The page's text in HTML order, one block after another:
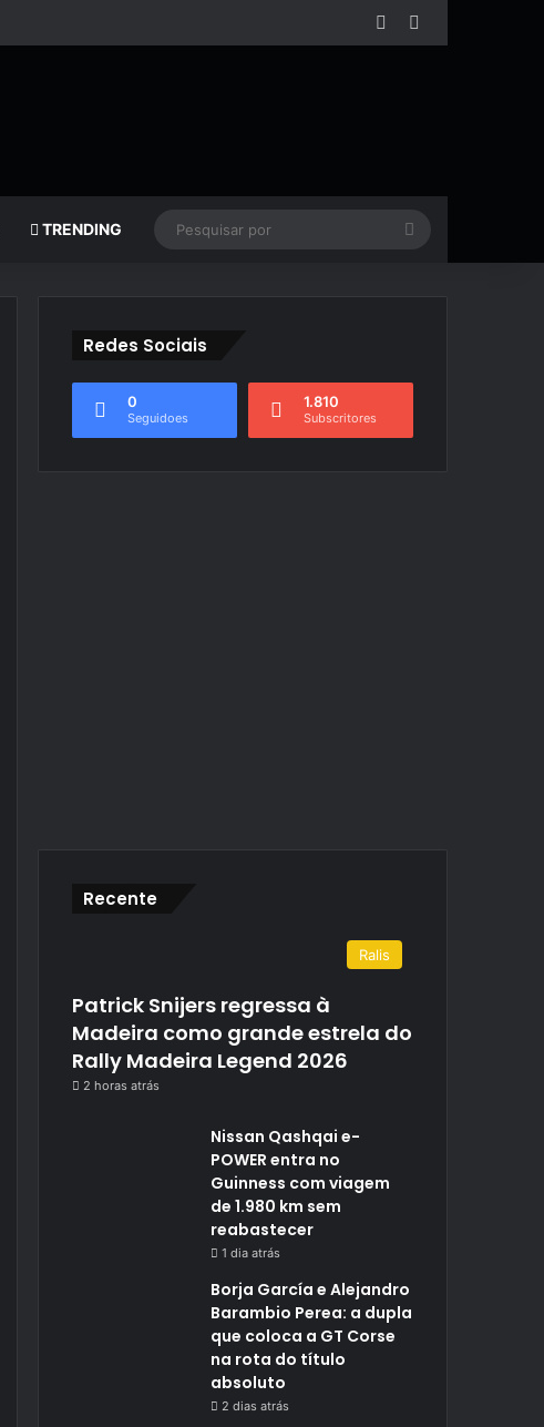
Facebook
TRENDING
Pesquisar
Redes Sociais
0
Seguidoes
1.810
Subscritores
Recente
Ralis
Patrick Snijers regressa à
Madeira como grande estrela do
Rally Madeira Legend 2026
2 horas atrás
Nissan Qashqai e-
POWER entra no
Guinness com viagem
de 1.980 km sem
reabastecer
1 dia atrás
Borja García e Alejandro
Barambio Perea: a dupla
que coloca a GT Corse
na rota do título
absoluto
2 dias atrás